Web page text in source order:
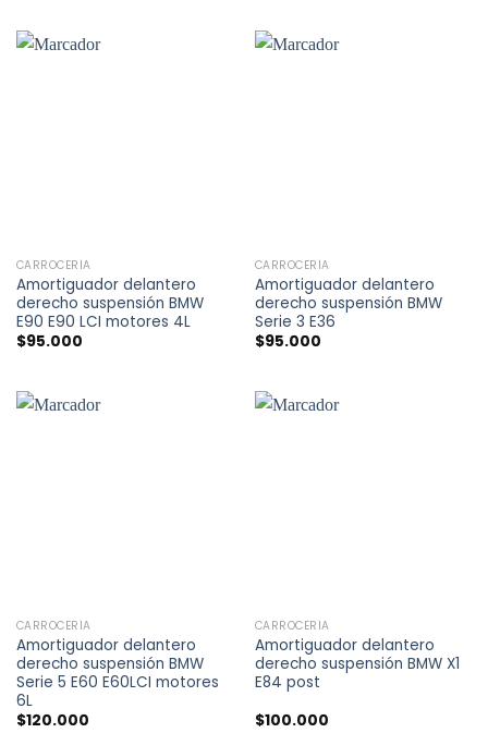
CARROCERÍA
Amortiguador delantero
derecho suspensión BMW
E90 E90 LCI motores 4L
$95.000
CARROCERÍA
Amortiguador delantero
derecho suspensión BMW
Serie 3 E36
$95.000
CARROCERÍA
Amortiguador delantero
derecho suspensión BMW
Serie 5 E60 E60LCI motores
6L
$120.000
CARROCERÍA
Amortiguador delantero
derecho suspensión BMW X1
E84 post
$100.000